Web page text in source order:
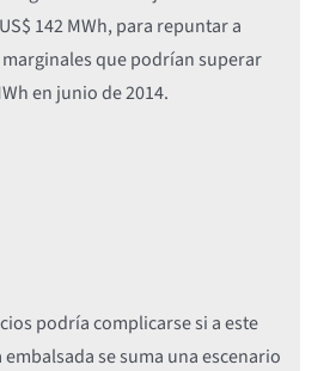
142 MWh, para repuntar a
que podrían superar
en junio de 2014.
podría complicarse si a este
se suma una escenario